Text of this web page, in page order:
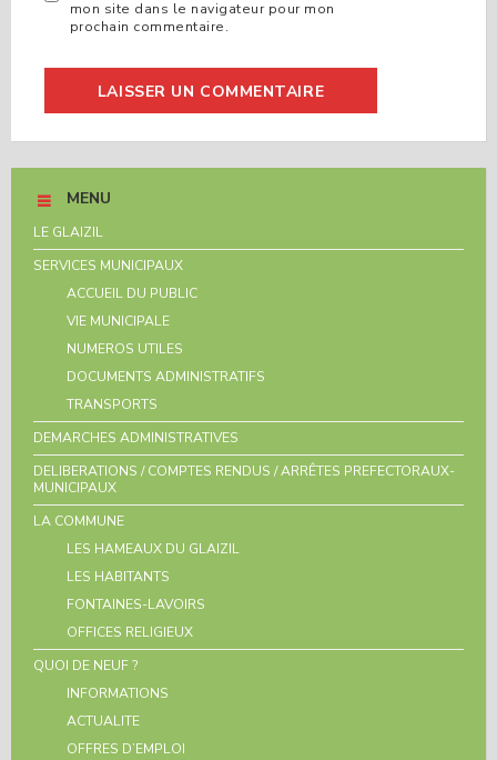
mon site dans le navigateur pour mon
prochain commentaire.
MENU
LE GLAIZIL
SERVICES MUNICIPAUX
ACCUEIL DU PUBLIC
VIE MUNICIPALE
NUMEROS UTILES
DOCUMENTS ADMINISTRATIFS
TRANSPORTS
DEMARCHES ADMINISTRATIVES
DELIBERATIONS / COMPTES RENDUS / ARRÊTES PREFECTORAUX-
MUNICIPAUX
LA COMMUNE
LES HAMEAUX DU GLAIZIL
LES HABITANTS
FONTAINES-LAVOIRS
OFFICES RELIGIEUX
QUOI DE NEUF ?
INFORMATIONS
ACTUALITE
OFFRES D’EMPLOI